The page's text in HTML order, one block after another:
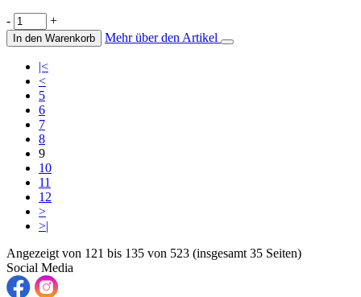
- +
In den Warenkorb Mehr über den Artikel
|<
<
5
6
7
8
9
10
11
12
>
>|
Angezeigt von 121 bis 135 von 523 (insgesamt 35 Seiten)
Social Media